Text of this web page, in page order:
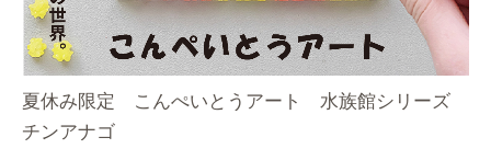
夏休み限定 こんぺいとうアート 水族館シリーズ
チンアナゴ